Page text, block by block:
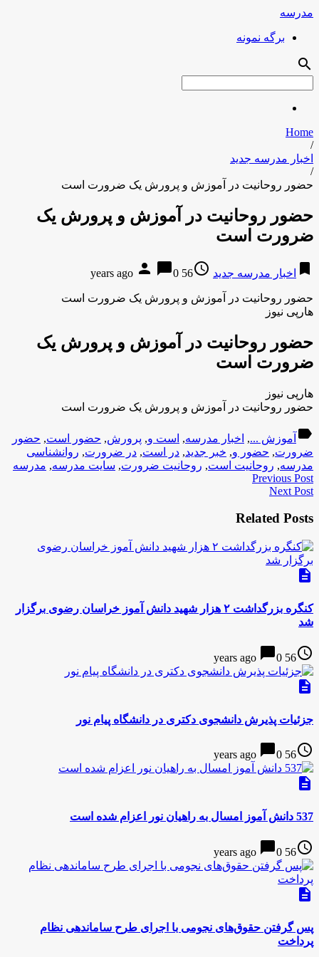
مدرسه
برگه نمونه
search
Home
/
اخبار مدرسه جدید
/
حضور روحانیت در آموزش و پرورش یک ضرورت است
حضور روحانیت در آموزش و پرورش یک
ضرورت است
bookmark اخبار مدرسه جدید access_time
56 years ago
person chat_bubble0
حضور روحانیت در آموزش و پرورش یک ضرورت است
هارپی نیوز
حضور روحانیت در آموزش و پرورش یک
ضرورت است
هارپی نیوز
حضور روحانیت در آموزش و پرورش یک ضرورت است
label آموزش ..., اخبار مدرسه, است و, پرورش, حضور است, حضور
ضرورت, حضور و, خبر جدید, در است, در ضرورت, روانشناسی
مدرسه, روحانیت است, روحانیت ضرورت, سایت مدرسه, مدرسه
Previous Post
Next Post
Related Posts
description
کنگره بزرگداشت ۲ هزار شهید دانش آموز خراسان رضوی برگزار
شد
access_time
56 years ago
chat_bubble0
description
جزئیات پذیرش دانشجوی دکتری در دانشگاه پیام نور
access_time
56 years ago
chat_bubble0
description
537 دانش آموز امسال به راهیان نور اعزام شده‌ است
access_time
56 years ago
chat_bubble0
description
پس گرفتن حقوق‌های نجومی با اجرای طرح ساماندهی نظام
پرداخت